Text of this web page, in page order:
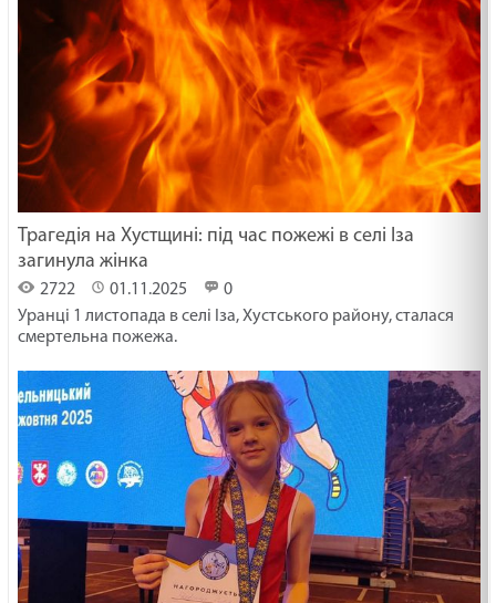
Трагедія на Хустщині: під час пожежі в селі Іза
загинула жінка
2722 01.11.2025
0
Уранці 1 листопада в селі Іза, Хустського району, сталася
смертельна пожежа.